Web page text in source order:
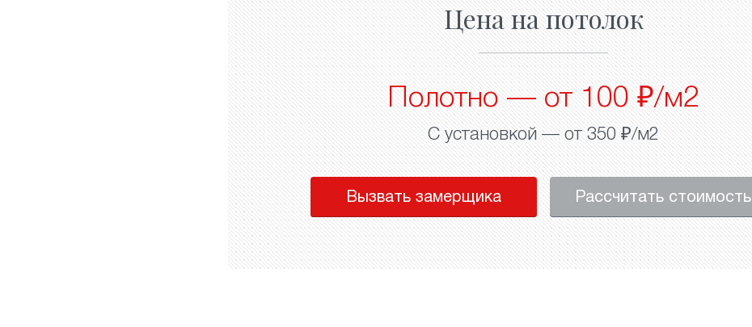
Цена на потолок
Полотно — от 100 ₽/м2
С установкой — от 350 ₽/м2
Вызвать замерщика Рассчитать стоимость